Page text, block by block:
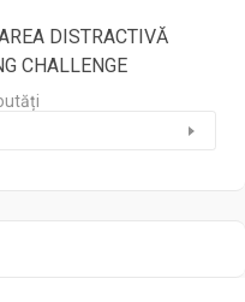
DISTRACTIVĂ
CHALLENGE